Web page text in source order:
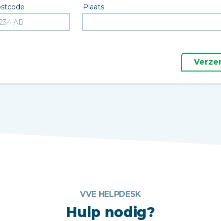
Plaats
VVE HELPDESK
Hulp nodig?